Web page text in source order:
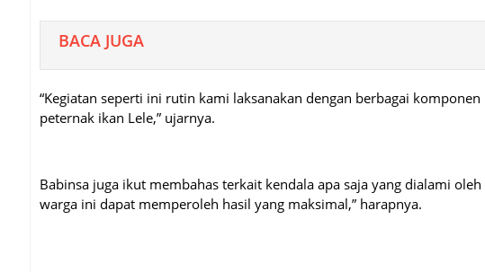
BACA JUGA
“Kegiatan seperti ini rutin kami laksanakan dengan berbagai
peternak ikan Lele,” ujarnya.
Babinsa juga ikut membahas terkait kendala apa saja yang dialami
warga ini dapat memperoleh hasil yang maksimal,” harapnya.